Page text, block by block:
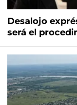
Desalojo
será el